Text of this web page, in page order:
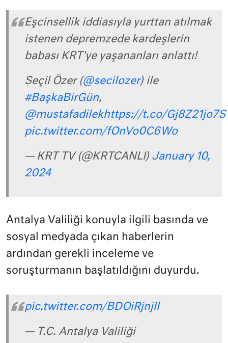
Eşcinsellik iddiasıyla yurttan atılmak
istenen depremzede kardeşlerin
babası KRT'ye yaşananları anlattı!
Seçil Özer (@secilozer) ile
#BaşkaBirGün,
@mustafadilekhttps://t.co/Gj8Z21jo7S
pic.twitter.com/fOnVo0C6Wo
— KRT TV (@KRTCANLI) January 10,
2024
Antalya Valiliği konuyla ilgili basında ve
sosyal medyada çıkan haberlerin
ardından gerekli inceleme ve
soruşturmanın başlatıldığını duyurdu.
pic.twitter.com/BDOiRjnjll
— T.C. Antalya Valiliği